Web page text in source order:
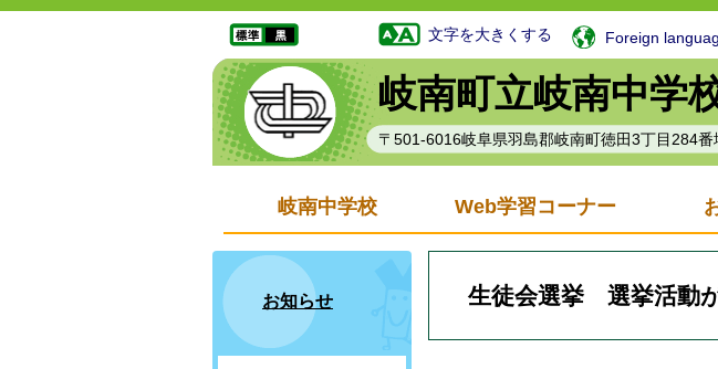
岐南町立岐南中学
〒501-6016岐阜県羽島郡岐南町徳田3丁目284番
文字を大きくする Foreign
岐南中学校 Web学習コーナー
お知らせ 生徒会選挙 選挙活動